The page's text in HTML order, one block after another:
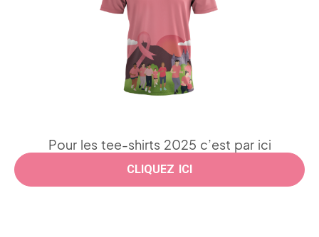
Pour les tee-shirts 2025 c’est par ici
CLIQUEZ ICI